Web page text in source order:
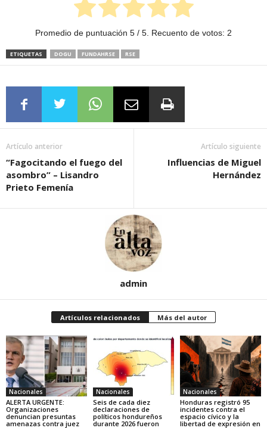
Promedio de puntuación 5 / 5. Recuento de votos: 2
ETIQUETAS DOGU FUNDAHRSE RSE
Artículo anterior
“Fagocitando el fuego del
asombro” – Lisandro
Prieto Femenía
Artículo siguiente
Influencias de Miguel
Hernández
admin
Artículos relacionados Más del autor
Nacionales
ALERTA URGENTE:
Organizaciones
denuncian presuntas
amenazas contra juez
Nacionales
Seis de cada diez
declaraciones de
políticos hondureños
durante 2026 fueron
Nacionales
Honduras registró 95
incidentes contra el
espacio cívico y la
libertad de expresión en